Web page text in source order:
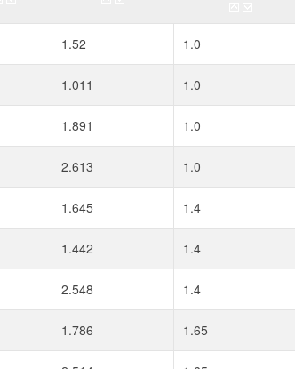
1.52 1.0
1.011 1.0
1.891 1.0
2.613 1.0
1.645 1.4
1.442 1.4
2.548 1.4
1.786 1.65